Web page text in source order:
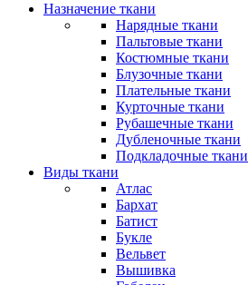
Назначение ткани
Нарядные ткани
Пальтовые ткани
Костюмные ткани
Блузочные ткани
Плательные ткани
Курточные ткани
Рубашечные ткани
Дубленочные ткани
Подкладочные ткани
Виды ткани
Атлас
Бархат
Батист
Букле
Вельвет
Вышивка